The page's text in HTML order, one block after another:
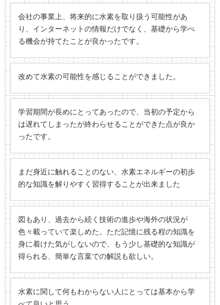
会社の事業上、将来的に水素を取り扱う可能性があ
り、インターネットの情報だけでなく、基礎から学べ
る機会が持てたことが良かったです。
改めて水素の可能性を感じることができました。
学習期間が長めにとってあったので、当初の予定から
は遅れてしまったが終わらせることができた点が良か
ったです。
まだ身近に触れることのない、水素エネルギーの初歩
的な知識を解りやすく習得することが出来ました
図もあり、過去から続く技術の進歩や海外の状況が
色々載っていて楽しめた。ただ記憶に残る程の知識を
身に着けた気がしないので、もう少し基礎的な知識が
得られる、簡単な言葉での解説も欲しい。
水素に関して何もわからない人にとっては基本から学